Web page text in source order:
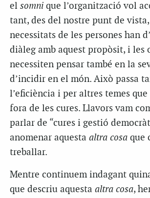
el somni que l’organització vol
tant, des del nostre punt de
necessitats de les persones han
diàleg amb aquest propòsit, i les
necessiten pensar també en la
d’incidir en el món. Això passa
l’eficiència i per altres temes
fora de les cures. Llavors vam
parlar de “cures i gestió
anomenar aquesta altra cosa que
treballar.
Mentre continuem indagant
que descriu aquesta altra cosa,